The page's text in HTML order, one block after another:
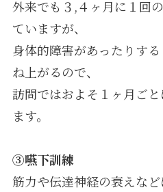
外来でも３,４ヶ月に１回
ていますが、
身体的障害があったりす
ね上がるので、
訪問ではおよそ１ヶ月ご
ます。
③嚥下訓練
筋力や伝達神経の衰えな